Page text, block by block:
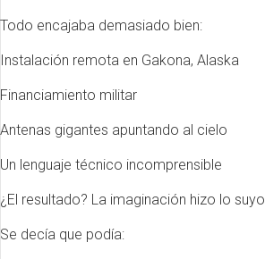
Todo encajaba demasiado bien:
Instalación remota en Gakona, Alaska
Financiamiento militar
Antenas gigantes apuntando al cielo
Un lenguaje técnico incomprensible
¿El resultado? La imaginación hizo lo suyo.
Se decía que podía: